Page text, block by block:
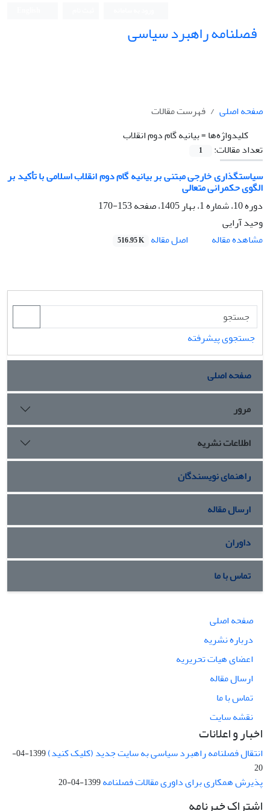
فصلنامه راهبرد سیاسی
صفحه اصلی
فهرست مقالات
کلیدواژه‌ها =بیانیه گام دوم انقلاب
تعداد مقالات:
1
سیاستگذاری خارجی مبتنی بر بیانیه گام دوم انقلاب اسلامی با تأکید بر
الگوی حکمرانی متعالی
دوره 10، شماره 1، بهار 1405، صفحه
153-170
وحید آرایی
مشاهده مقاله
اصل مقاله 516.95 K
جستجوی پیشرفته
صفحه اصلی
مرور
اطلاعات نشریه
راهنمای نویسندگان
ارسال مقاله
داوران
تماس با ما
صفحه اصلی
درباره نشریه
اعضای هیات تحریریه
ارسال مقاله
تماس با ما
نقشه سایت
اخبار و اعلانات
انتقال فصلنامه راهبرد سیاسی به سایت جدید (کلیک کنید)
1399-04-
20
پذیرش همکاری برای داوری مقالات فصلنامه1399-04-20
اشتراک خبرنامه